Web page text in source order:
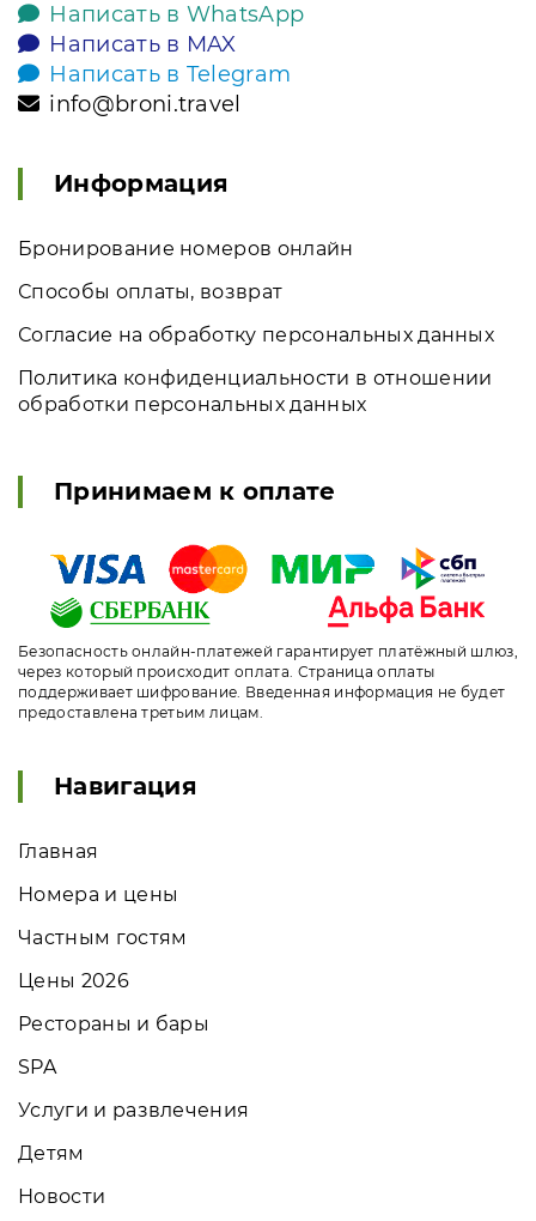
Написать в WhatsApp
Написать в MAX
Написать в Telegram
info@broni.travel
Информация
Бронирование номеров онлайн
Способы оплаты, возврат
Согласие на обработку персональных данных
Политика конфиденциальности в отношении
обработки персональных данных
Принимаем к оплате
Безопасность онлайн-платежей гарантирует платёжный шлюз,
через который происходит оплата. Страница оплаты
поддерживает шифрование. Введенная информация не будет
предоставлена третьим лицам.
Навигация
Главная
Номера и цены
Частным гостям
Цены 2026
Рестораны и бары
SPA
Услуги и развлечения
Детям
Новости